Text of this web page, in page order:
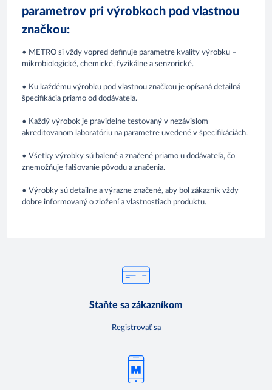
parametrov pri výrobkoch pod vlastnou
značkou:
• METRO si vždy vopred definuje parametre kvality výrobku –
mikrobiologické, chemické, fyzikálne a senzorické.
• Ku každému výrobku pod vlastnou značkou je opísaná detailná
špecifikácia priamo od dodávateľa.
• Každý výrobok je pravidelne testovaný v nezávislom
akreditovanom laboratóriu na parametre uvedené v špecifikáciách.
• Všetky výrobky sú balené a značené priamo u dodávateľa, čo
znemožňuje falšovanie pôvodu a značenia.
• Výrobky sú detailne a výrazne značené, aby bol zákazník vždy
dobre informovaný o zložení a vlastnostiach produktu.
Staňte sa zákazníkom
Registrovať sa